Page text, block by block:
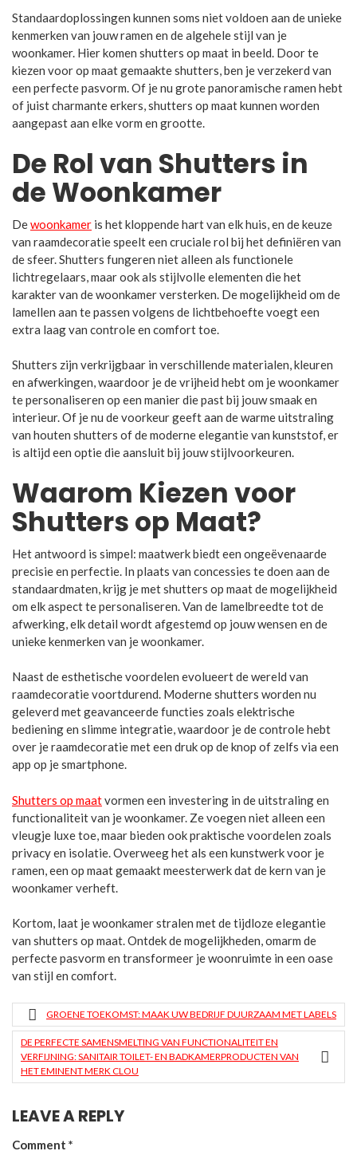
Standaardoplossingen kunnen soms niet voldoen aan de unieke
kenmerken van jouw ramen en de algehele stijl van je
woonkamer. Hier komen shutters op maat in beeld. Door te
kiezen voor op maat gemaakte shutters, ben je verzekerd van
een perfecte pasvorm. Of je nu grote panoramische ramen hebt
of juist charmante erkers, shutters op maat kunnen worden
aangepast aan elke vorm en grootte.
De Rol van Shutters in
de Woonkamer
Dewoonkamer is het kloppende hart van elk huis, en de keuze
van raamdecoratie speelt een cruciale rol bij het definiëren van
de sfeer. Shutters fungeren niet alleen als functionele
lichtregelaars, maar ook als stijlvolle elementen die het
karakter van de woonkamer versterken. De mogelijkheid om de
lamellen aan te passen volgens de lichtbehoefte voegt een
extra laag van controle en comfort toe.
Shutters zijn verkrijgbaar in verschillende materialen, kleuren
en afwerkingen, waardoor je de vrijheid hebt om je woonkamer
te personaliseren op een manier die past bij jouw smaak en
interieur. Of je nu de voorkeur geeft aan de warme uitstraling
van houten shutters of de moderne elegantie van kunststof, er
is altijd een optie die aansluit bij jouw stijlvoorkeuren.
Waarom Kiezen voor
Shutters op Maat?
Het antwoord is simpel: maatwerk biedt een ongeëvenaarde
precisie en perfectie. In plaats van concessies te doen aan de
standaardmaten, krijg je met shutters op maat de mogelijkheid
om elk aspect te personaliseren. Van de lamelbreedte tot de
afwerking, elk detail wordt afgestemd op jouw wensen en de
unieke kenmerken van je woonkamer.
Naast de esthetische voordelen evolueert de wereld van
raamdecoratie voortdurend. Moderne shutters worden nu
geleverd met geavanceerde functies zoals elektrische
bediening en slimme integratie, waardoor je de controle hebt
over je raamdecoratie met een druk op de knop of zelfs via een
app op je smartphone.
Shutters op maatvormen een investering in de uitstraling en
functionaliteit van je woonkamer. Ze voegen niet alleen een
vleugje luxe toe, maar bieden ook praktische voordelen zoals
privacy en isolatie. Overweeg het als een kunstwerk voor je
ramen, een op maat gemaakt meesterwerk dat de kern van je
woonkamer verheft.
Kortom, laat je woonkamer stralen met de tijdloze elegantie
van shutters op maat. Ontdek de mogelijkheden, omarm de
perfecte pasvorm en transformeer je woonruimte in een oase
van stijl en comfort.
GROENE TOEKOMST: MAAK UW BEDRIJF DUURZAAM MET LABELS
DE PERFECTE SAMENSMELTING VAN FUNCTIONALITEIT EN
VERFIJNING: SANITAIR TOILET- EN BADKAMERPRODUCTEN VAN
HET EMINENT MERK CLOU
LEAVE A REPLY
Comment *